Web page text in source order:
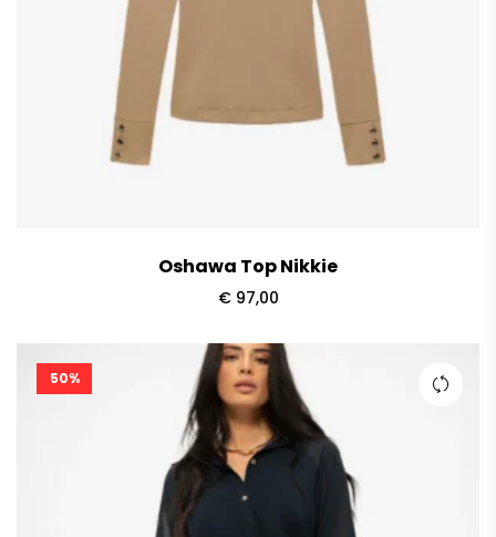
Oshawa Top Nikkie
€97,00
50%